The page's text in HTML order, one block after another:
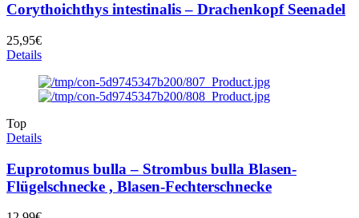
Corythoichthys intestinalis – Drachenkopf Seenadel
25,95€
Details
Top
Details
Euprotomus bulla – Strombus bulla Blasen-
Flügelschnecke , Blasen-Fechterschnecke